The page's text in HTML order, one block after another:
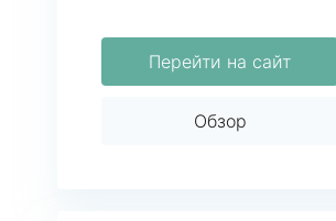
Перейти на сайт
Обзор